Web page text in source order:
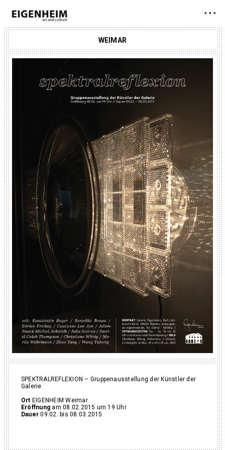
• • •
WEIMAR
SPEKTRALREFLEXION – Gruppenausstellung der Künstler der
Galerie
Ort EIGENHEIM Weimar
Eröffnung am 08.02.2015 um 19 Uhr
Dauer 09.02. bis 08.03.2015